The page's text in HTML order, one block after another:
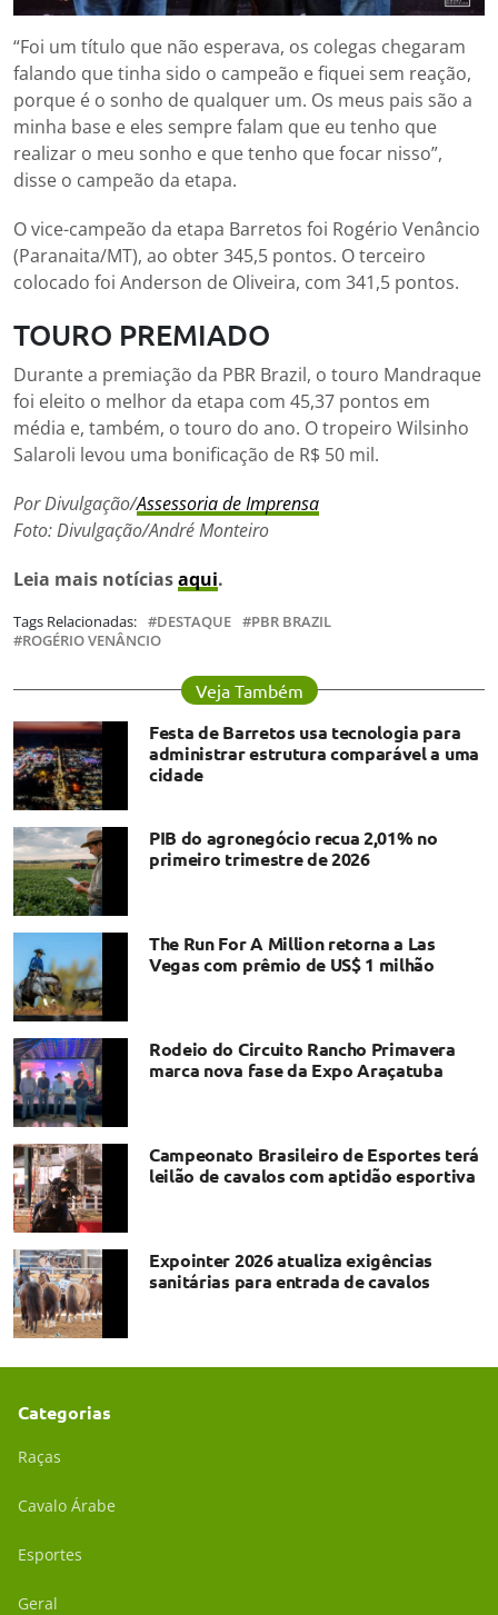
“Foi um título que não esperava, os colegas chegaram
falando que tinha sido o campeão e fiquei sem reação,
porque é o sonho de qualquer um. Os meus pais são a
minha base e eles sempre falam que eu tenho que
realizar o meu sonho e que tenho que focar nisso”,
disse o campeão da etapa.
O vice-campeão da etapa Barretos foi Rogério Venâncio
(Paranaita/MT), ao obter 345,5 pontos. O terceiro
colocado foi Anderson de Oliveira, com 341,5 pontos.
TOURO PREMIADO
Durante a premiação da PBR Brazil, o touro Mandraque
foi eleito o melhor da etapa com 45,37 pontos em
média e, também, o touro do ano. O tropeiro Wilsinho
Salaroli levou uma bonificação de R$ 50 mil.
Por Divulgação/Assessoria de Imprensa
Foto: Divulgação/André Monteiro
Leia mais notíciasaqui.
Tags Relacionadas: DESTAQUE
PBR BRAZIL
ROGÉRIO VENÂNCIO
Veja Também
Festa de Barretos usa tecnologia para
administrar estrutura comparável a uma
cidade
PIB do agronegócio recua 2,01% no
primeiro trimestre de 2026
The Run For A Million retorna a Las
Vegas com prêmio de US$ 1 milhão
Rodeio do Circuito Rancho Primavera
marca nova fase da Expo Araçatuba
Campeonato Brasileiro de Esportes terá
leilão de cavalos com aptidão esportiva
Expointer 2026 atualiza exigências
sanitárias para entrada de cavalos
Categorias
Raças
Cavalo Árabe
Esportes
Geral